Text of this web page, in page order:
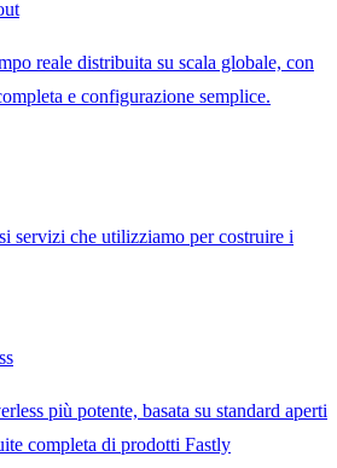
reale distribuita su scala globale, con
e configurazione semplice.
servizi che utilizziamo per costruire i
più potente, basata su standard aperti
completa di prodotti Fastly